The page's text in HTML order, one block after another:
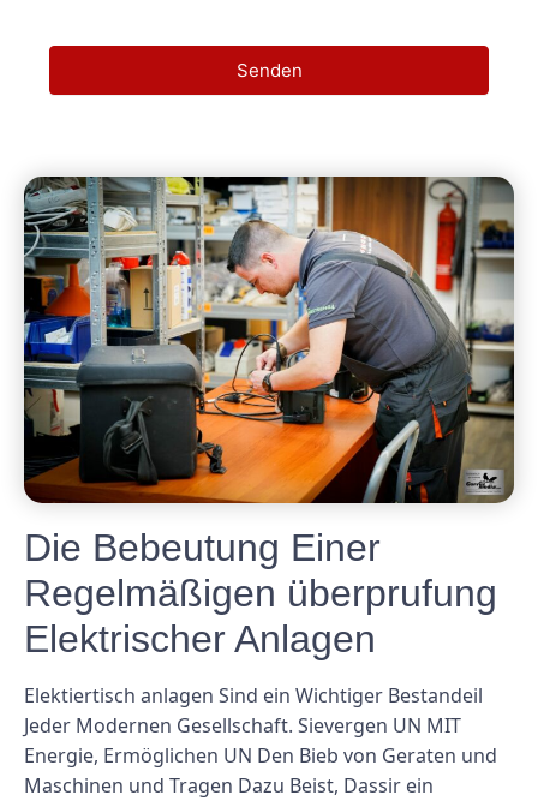
Senden
Die Bebeutung Einer
Regelmäßigen überprufung
Elektrischer Anlagen
Elektiertisch anlagen Sind ein Wichtiger Bestandeil
Jeder Modernen Gesellschaft. Sievergen UN MIT
Energie, Ermöglichen UN Den Bieb von Geraten und
Maschinen und Tragen Dazu Beist, Dassir ein